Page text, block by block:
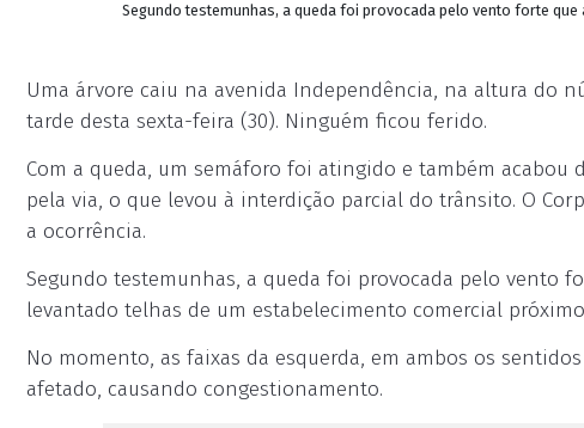
Segundo testemunhas, a queda foi provocada pelo vento forte
Uma árvore caiu na avenida Independência, na altura do
tarde desta sexta-feira (30). Ninguém ficou ferido.
Com a queda, um semáforo foi atingido e também acabou
pela via, o que levou à interdição parcial do trânsito. O
a ocorrência.
Segundo testemunhas, a queda foi provocada pelo vento
levantado telhas de um estabelecimento comercial
No momento, as faixas da esquerda, em ambos os
afetado, causando congestionamento.